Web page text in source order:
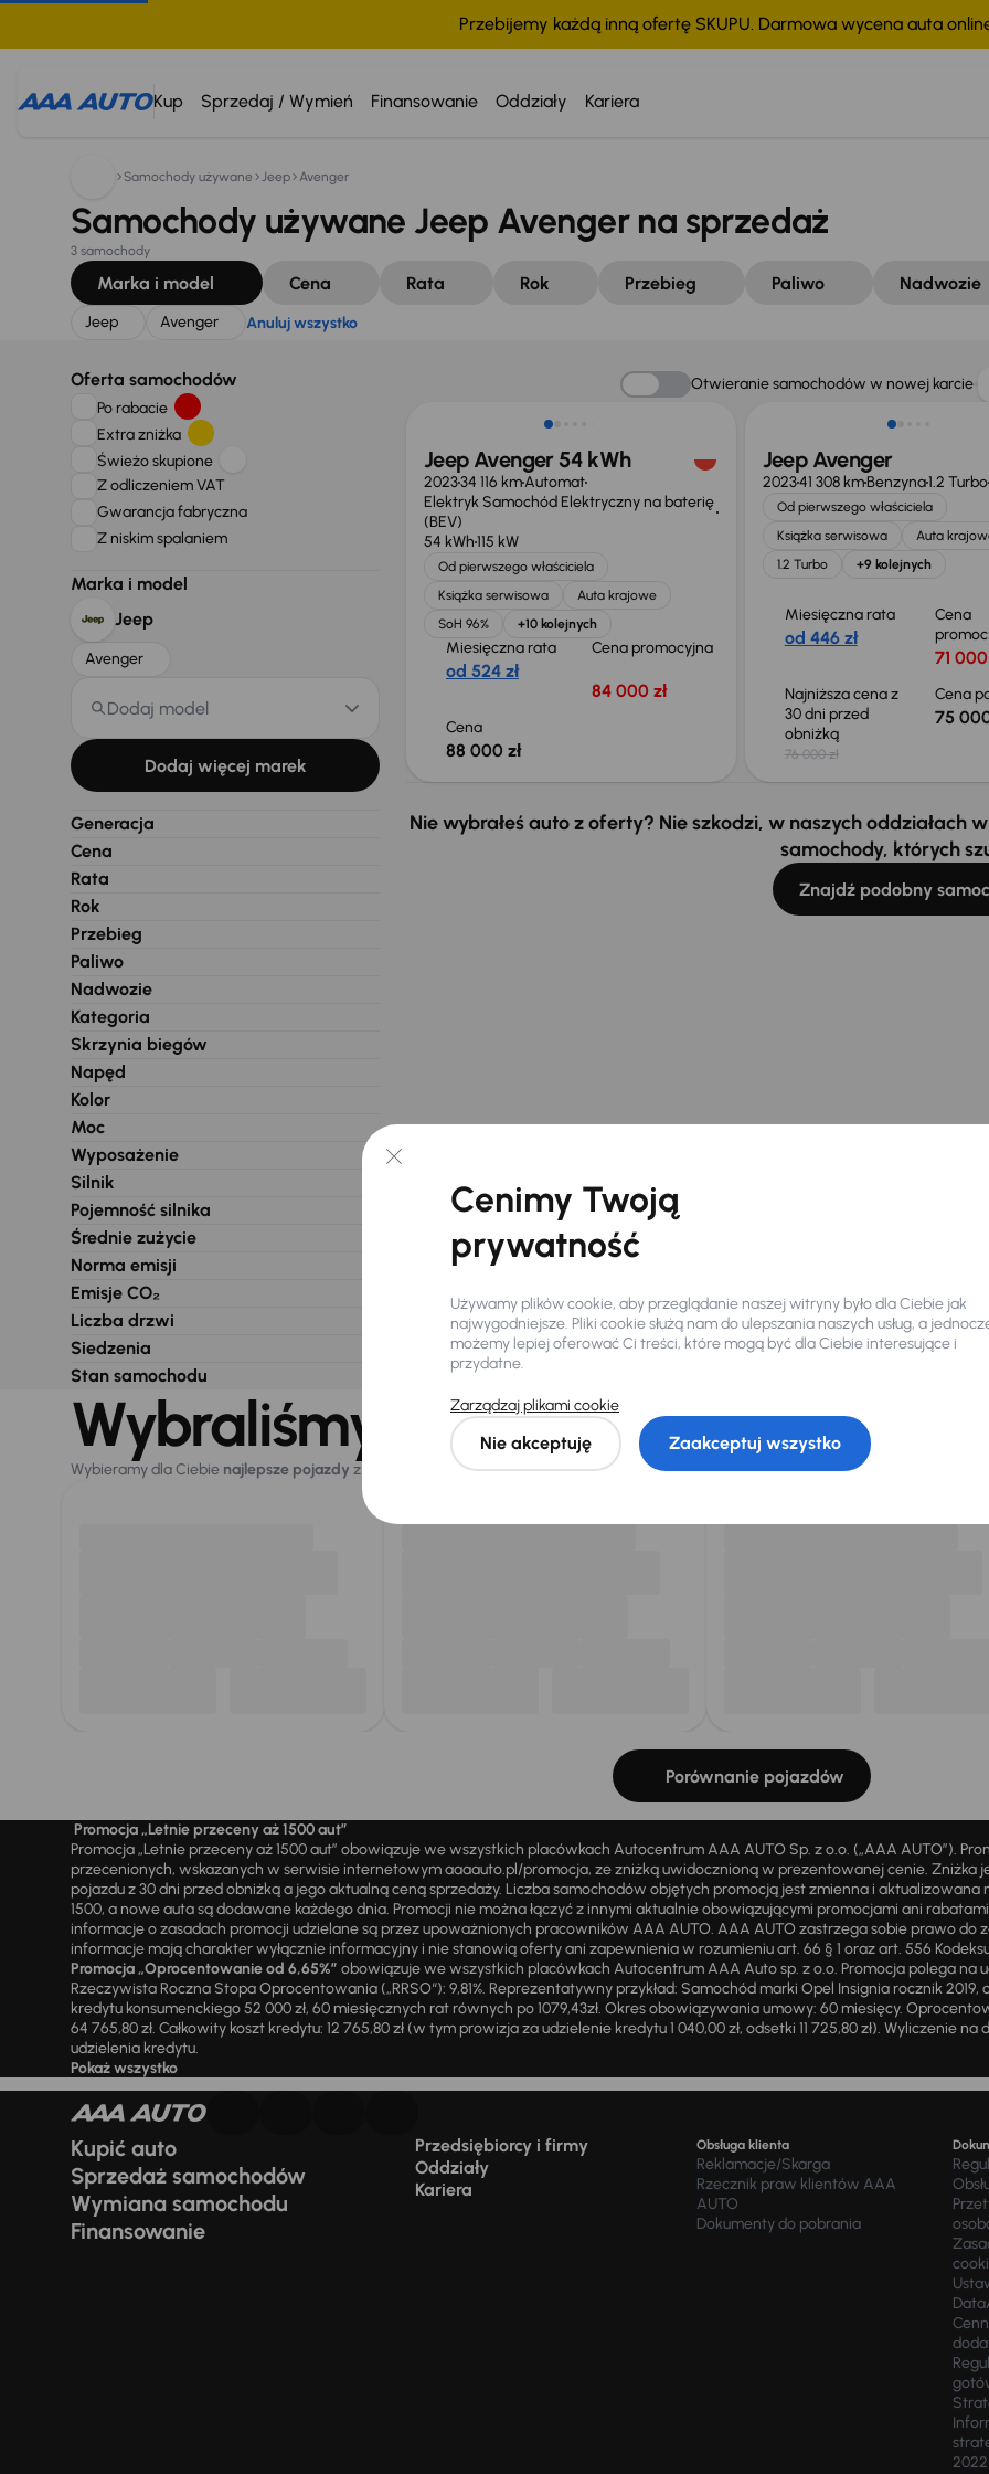
Przebijemy każdą inną ofertę SKUPU. Darmowa wycena auta
Kup Sprzedaj / Wymień Finansowanie Oddziały Kariera
Szukam: Anuluj wszystko
Samochody używane Jeep Avenger
Samochody używane Jeep Avenger na sprzedaż
3 samochody
Marka i model Cena Rata Rok Przebieg Paliwo Nadwozie
Jeep Avenger Anuluj wszystko
Oferta samochodów
Po rabacie
Extra zniżka
Świeżo skupione
Z odliczeniem VAT
Gwarancja fabryczna
Z niskim spalaniem
Marka i model
Jeep
Avenger
Dodaj model
Dodaj więcej marek
Generacja
Cena
Rata
Rok
Przebieg
Paliwo
Nadwozie
Kategoria
Skrzynia biegów
Napęd
Kolor
Moc
Wyposażenie
Silnik
Pojemność silnika
Średnie zużycie
Norma emisji
Emisje CO₂
Liczba drzwi
Siedzenia
Stan samochodu
Otwieranie samochodów w nowej karcie
Jeep Avenger 54 kWh
202334 116 kmAutomat
Elektryk Samochód Elektryczny na baterię
(BEV)
54 kWh115 kW
Od pierwszego właściciela
Książka serwisowa
Auta krajowe
SoH 96%
+10 kolejnych
Miesięczna rata
od 524 zł
Cena promocyjna
84 000 zł
Cena
88 000 zł
Taniej o 1 000 zł
Jeep Avenger
202341 308 kmBenzyna1.2 Turbo
Od pierwszego właściciela
Książka serwisowa
Auta
1.2 Turbo
+9 kolejnych
Miesięczna rata
od 446 zł
Cena
71 000
Najniższa cena z
30 dni przed
obniżką
76 000 zł
Cena
75
Nie wybrałeś auto z oferty? Nie szkodzi, w naszych oddziałach
samochody, których
Znajdź podobny
Wybraliśmy dla Ciebie
Wybieramy dla Ciebie najlepsze pojazdy z naszej oferty. Kupimy dla Ciebiedo 400 pojazdówkażdego dnia.
Porównanie pojazdów
Promocja „Letnie przeceny aż 1500 aut”
Promocja „Letnie przeceny aż 1500 aut” obowiązuje we wszystkich placówkach Autocentrum AAA AUTO Sp. z o.o. („AAA AUTO”).
przecenionych, wskazanych w serwisie internetowym aaaauto.pl/promocja, ze zniżką uwidocznioną w prezentowanej cenie. Zniżka
pojazdu z 30 dni przed obniżką a jego aktualną ceną sprzedaży. Liczba samochodów objętych promocją jest zmienna i
1500, a nowe auta są dodawane każdego dnia. Promocji nie można łączyć z innymi aktualnie obowiązującymi promocjami ani
informacje o zasadach promocji udzielane są przez upoważnionych pracowników AAA AUTO. AAA AUTO zastrzega sobie prawo
informacje mają charakter wyłącznie informacyjny i nie stanowią oferty ani zapewnienia w rozumieniu art. 66 § 1 oraz art. 556
Promocja „Oprocentowanie od 6,65%” obowiązuje we wszystkich placówkach Autocentrum AAA Auto sp. z o.o. Promocja polega na
Rzeczywista Roczna Stopa Oprocentowania („RRSO“): 9,81%. Reprezentatywny przykład: Samochód marki Opel Insignia rocznik 2019,
kredytu konsumenckiego 52 000 zł, 60 miesięcznych rat równych po 1079,43zł. Okres obowiązywania umowy: 60 miesięcy.
64 765,80 zł. Całkowity koszt kredytu: 12 765,80 zł (w tym prowizja za udzielenie kredytu 1 040,00 zł, odsetki 11 725,80 zł). Wyliczenie
udzielenia kredytu.
Pokaż wszystko
Kupić auto
Sprzedaż samochodów
Wymiana samochodu
Finansowanie
Przedsiębiorcy i firmy
Oddziały
Kariera
Obsługa klienta
Reklamacje/Skarga
Rzecznik praw klientów AAA
AUTO
Dokumenty do pobrania
2022
Cenimy Twoją
prywatność
Używamy plików cookie, aby przeglądanie naszej witryny było dla Ciebie jak
najwygodniejsze. Pliki cookie służą nam do ulepszania naszych usług, a
możemy lepiej oferować Ci treści, które mogą być dla Ciebie interesujące i
przydatne.
Zarządzaj plikami cookie
Nie akceptuję Zaakceptuj wszystko